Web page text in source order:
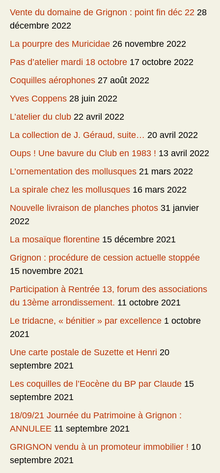
Vente du domaine de Grignon : point fin déc 22 28
décembre 2022
La pourpre des Muricidae 26 novembre 2022
Pas d’atelier mardi 18 octobre 17 octobre 2022
Coquilles aérophones 27 août 2022
Yves Coppens 28 juin 2022
L’atelier du club 22 avril 2022
La collection de J. Géraud, suite… 20 avril 2022
Oups ! Une bavure du Club en 1983 ! 13 avril 2022
L’ornementation des mollusques 21 mars 2022
La spirale chez les mollusques 16 mars 2022
Nouvelle livraison de planches photos 31 janvier
2022
La mosaïque florentine 15 décembre 2021
Grignon : procédure de cession actuelle stoppée
15 novembre 2021
Participation à Rentrée 13, forum des associations
du 13ème arrondissement. 11 octobre 2021
Le tridacne, « bénitier » par excellence 1 octobre
2021
Une carte postale de Suzette et Henri 20
septembre 2021
Les coquilles de l’Eocène du BP par Claude 15
septembre 2021
18/09/21 Journée du Patrimoine à Grignon :
ANNULEE 11 septembre 2021
GRIGNON vendu à un promoteur immobilier ! 10
septembre 2021